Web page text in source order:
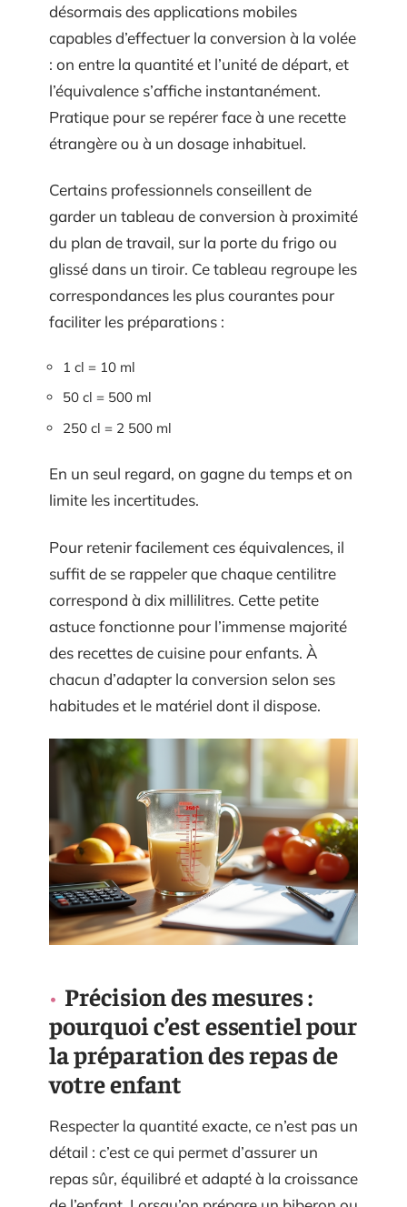
désormais des applications mobiles
capables d’effectuer la conversion à la volée
: on entre la quantité et l’unité de départ, et
l’équivalence s’affiche instantanément.
Pratique pour se repérer face à une recette
étrangère ou à un dosage inhabituel.
Certains professionnels conseillent de
garder un tableau de conversion à proximité
du plan de travail, sur la porte du frigo ou
glissé dans un tiroir. Ce tableau regroupe les
correspondances les plus courantes pour
faciliter les préparations :
1 cl = 10 ml
50 cl = 500 ml
250 cl = 2 500 ml
En un seul regard, on gagne du temps et on
limite les incertitudes.
Pour retenir facilement ces équivalences, il
suffit de se rappeler que chaque centilitre
correspond à dix millilitres. Cette petite
astuce fonctionne pour l’immense majorité
des recettes de cuisine pour enfants. À
chacun d’adapter la conversion selon ses
habitudes et le matériel dont il dispose.
Précision des mesures :
pourquoi c’est essentiel pour
la préparation des repas de
votre enfant
Respecter la quantité exacte, ce n’est pas un
détail : c’est ce qui permet d’assurer un
repas sûr, équilibré et adapté à la croissance